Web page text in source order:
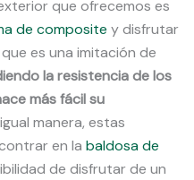
que ofrecemos es
de composite y disfrutar
es una imitación de
la resistencia de los
más fácil su
manera, estas
en la baldosa de
de disfrutar de un